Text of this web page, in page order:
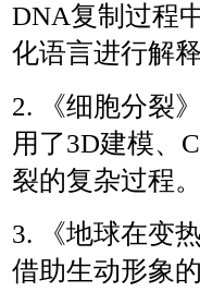
DNA复制过程
化语言进行解
2. 《细胞分裂
用了3D建模、
裂的复杂过程
3. 《地球在变
借助生动形象